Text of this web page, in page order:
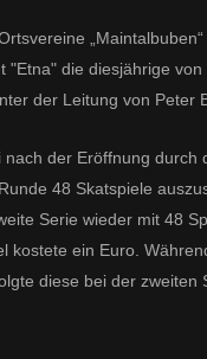
"Etna" die diesjährige
der Leitung von Peter
der Eröffnung
48 Skatspiele
Serie wieder mit 48
kostete ein Euro.
diese bei der